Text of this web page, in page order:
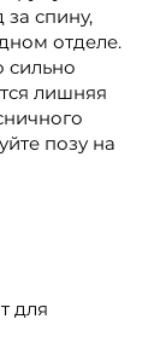
за спину,
отделе.
сильно
лишняя
позу на
для